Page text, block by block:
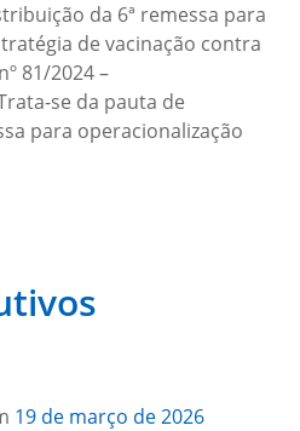
da 6ª remessa para
de vacinação contra
81/2024 –
se da pauta de
para operacionalização
19 de março de 2026